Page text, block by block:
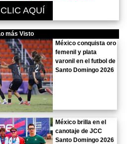
AQUÍ
más Visto
México conquista oro
femenil y plata
varonil en el futbol de
Santo Domingo 2026
México brilla en el
canotaje de JCC
Santo Domingo 2026